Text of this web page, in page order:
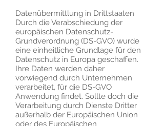
Datenübermittlung in Drittstaaten
Durch die Verabschiedung der
europäischen Datenschutz-
Grundverordnung (DS-GVO) wurde
eine einheitliche Grundlage für den
Datenschutz in Europa geschaffen.
Ihre Daten werden daher
vorwiegend durch Unternehmen
verarbeitet, für die DS-GVO
Anwendung findet. Sollte doch die
Verarbeitung durch Dienste Dritter
außerhalb der Europäischen Union
oder des Europäischen